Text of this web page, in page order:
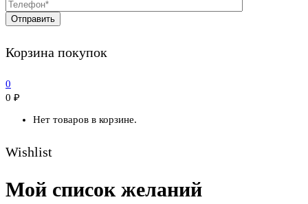
Корзина покупок
0
0 ₽
Нет товаров в корзине.
Wishlist
Мой список желаний